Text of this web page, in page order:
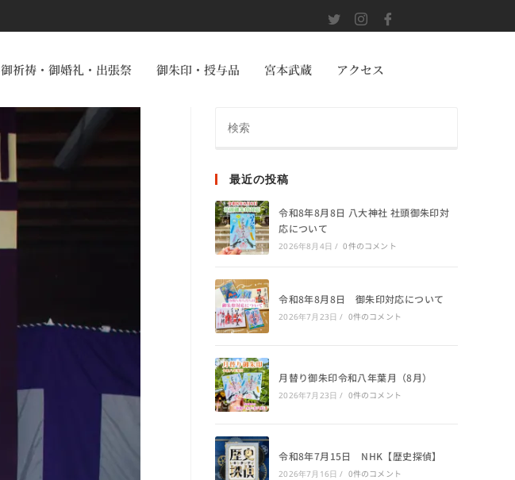
御祈祷・御婚礼・出張祭 御朱印・授与品 宮本武蔵 アクセス
最近の投稿
令和8年8月8日 八大神社 社頭御朱印対
応について
2026年8月4日 / 0件のコメント
令和8年8月8日 御朱印対応について
2026年7月23日 / 0件のコメント
月替り御朱印令和八年葉月（8月）
2026年7月23日 / 0件のコメント
令和8年7月15日 NHK【歴史探偵】
2026年7月16日 / 0件のコメント